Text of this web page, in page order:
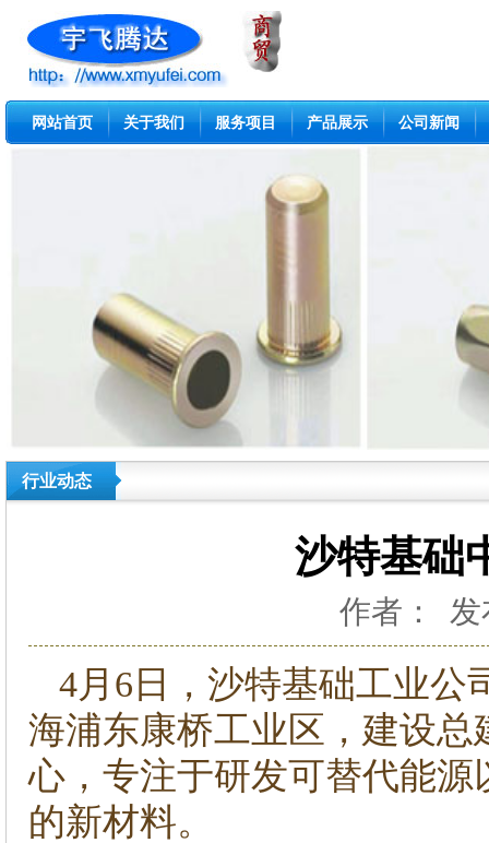
网站首页 关于我们 服务项目 产品展示 公司新闻
行业动态
沙特基础
作者： 发
4月6日，沙特基础工业公
海浦东康桥工业区，建设
心，专注于研发可替代能
的新材料。